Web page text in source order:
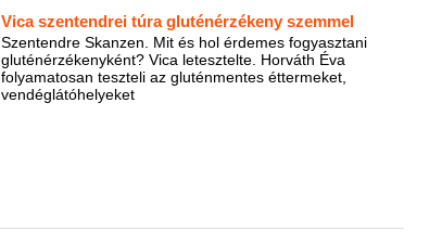
Vica szentendrei túra gluténérzékeny szemmel
Szentendre Skanzen. Mit és hol érdemes fogyasztani
gluténérzékenyként? Vica letesztelte. Horváth Éva
folyamatosan teszteli az gluténmentes éttermeket,
vendéglátóhelyeket